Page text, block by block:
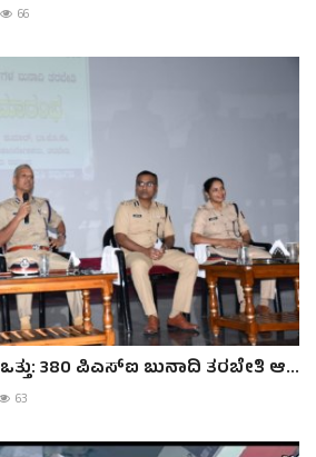
66
380 ಪಿಎಸ್‌ಐ ಬುನಾದಿ ತರಬೇತಿ ಆ...
63